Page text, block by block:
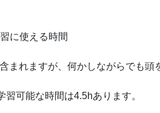
に使える時間
まれますが、何かしながらでも頭
可能な時間は4.5hあります。